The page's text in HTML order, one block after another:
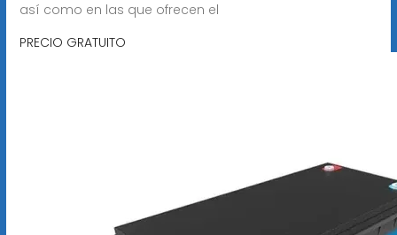
así como en las que ofrecen el
PRECIO GRATUITO